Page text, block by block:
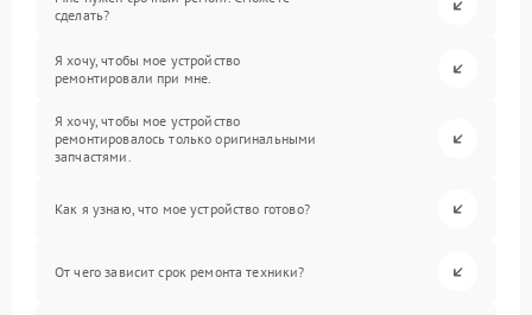
сделать?
Я хочу, чтобы мое устройство
ремонтировали при мне.
Я хочу, чтобы мое устройство
ремонтировалось только оригинальными
запчастями.
Как я узнаю, что мое устройство готово?
От чего зависит срок ремонта техники?